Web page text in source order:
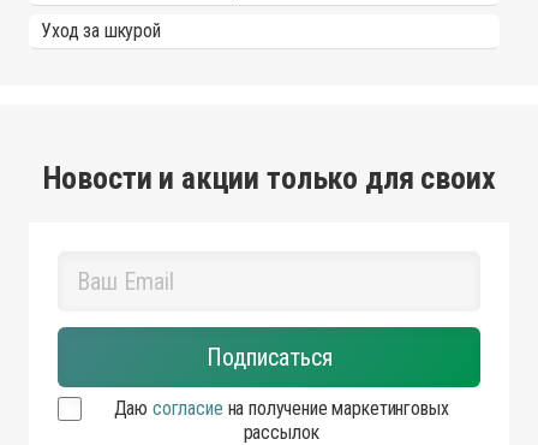
Уход за шкурой
Новости и акции только для своих
Даю согласие на получение маркетинговых
рассылок